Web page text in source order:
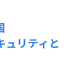
ュリティと